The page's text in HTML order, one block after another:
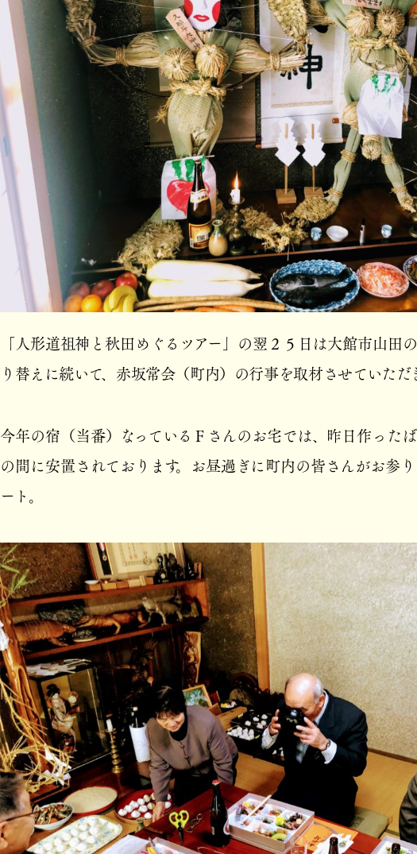
「人形道祖神と秋田めぐるツアー」の翌２５日は大館市山田
り替えに続いて、赤坂常会（町内）の行事を取材させていただ
今年の宿（当番）なっているＦさんのお宅では、昨日作った
の間に安置されております。お昼過ぎに町内の皆さんがお参
ート。